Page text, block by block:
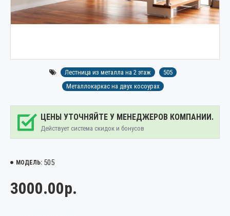
Лестница из металла на 2 этаж
505
Металлокаркас на двух косоурах
ЦЕНЫ УТОЧНЯЙТЕ У МЕНЕДЖЕРОВ КОМПАНИИ.
Действует система скидок и бонусов
МОДЕЛЬ: 505
3000.00р.